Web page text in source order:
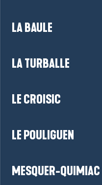
LA BAULE
LA TURBALLE
LE CROISIC
LE POULIGUEN
MESQUER-QUIMIAC
? L’agenda
rassemble tous
et aux plaisirs de la...
? Entre plages
estuaire, la commune
tourné vers la...